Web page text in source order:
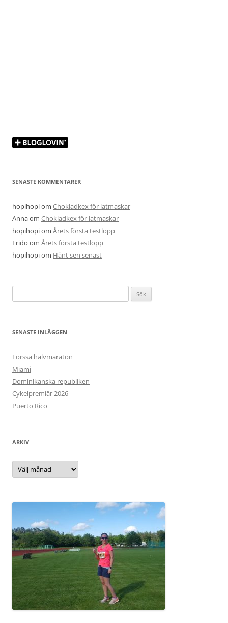
SENASTE KOMMENTARER
hopihopiom Chokladkex för latmaskar
Annaom Chokladkex för latmaskar
hopihopiom Årets första testlopp
Frido om Årets första testlopp
hopihopiom Hänt sen senast
efter:
SENASTE INLÄGGEN
Forssa halvmaraton
Miami
Dominikanska republiken
Cykelpremiär 2026
Puerto Rico
ARKIV
Arkiv